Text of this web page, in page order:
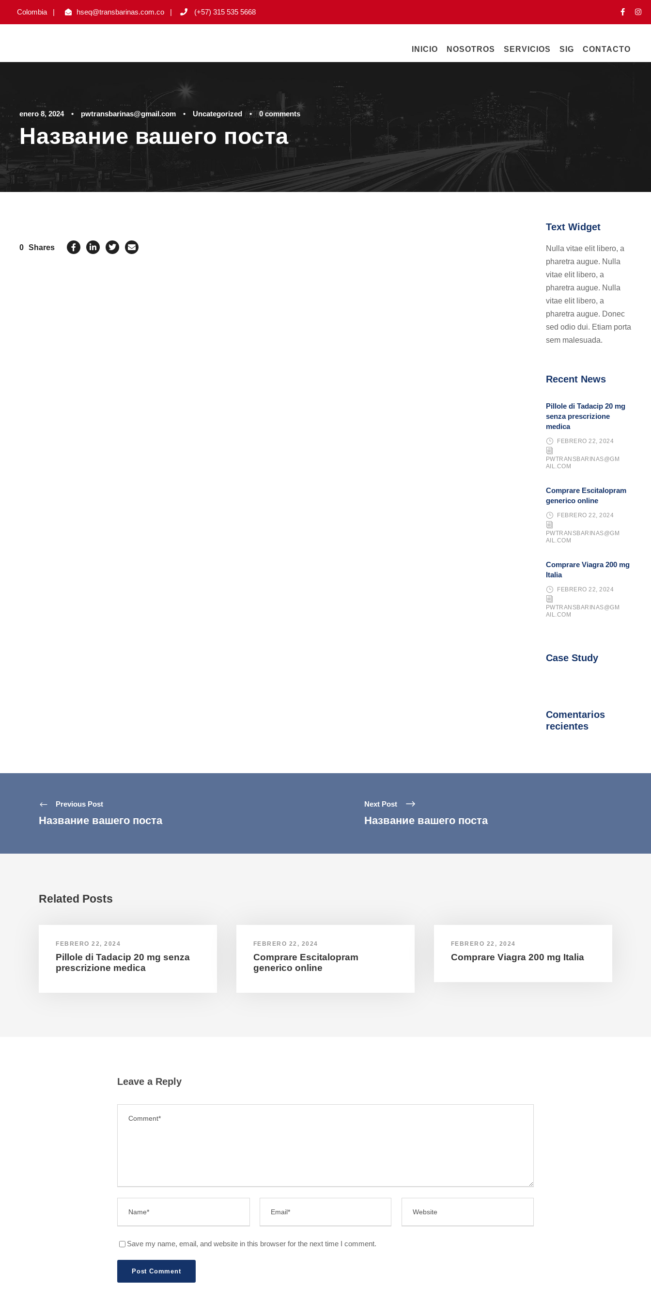
Colombia | hseq@transbarinas.com.co | (+57) 315 535 5668
INICIO NOSOTROS SERVICIOS SIG CONTACTO
enero 8, 2024 • pwtransbarinas@gmail.com • Uncategorized • 0 comments
Название вашего поста
0 Shares
Text Widget
Nulla vitae elit libero, a
pharetra augue. Nulla
vitae elit libero, a
pharetra augue. Nulla
vitae elit libero, a
pharetra augue. Donec
sed odio dui. Etiam porta
sem malesuada.
Recent News
Pillole di Tadacip 20 mg
senza prescrizione
medica
FEBRERO 22, 2024
PWTRANSBARINAS@GM
AIL.COM
Comprare Escitalopram
generico online
FEBRERO 22, 2024
PWTRANSBARINAS@GM
AIL.COM
Comprare Viagra 200 mg
Italia
FEBRERO 22, 2024
PWTRANSBARINAS@GM
AIL.COM
Case Study
Comentarios
recientes
Previous Post
Название вашего поста
Next Post
Название вашего поста
Related Posts
FEBRERO 22, 2024
Pillole di Tadacip 20 mg senza
prescrizione medica
FEBRERO 22, 2024
Comprare Escitalopram
generico online
FEBRERO 22, 2024
Comprare Viagra 200 mg Italia
Leave a Reply
Save my name, email, and website in this browser for the next time I comment.